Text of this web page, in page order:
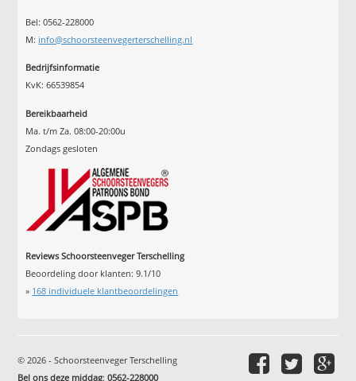
Bel: 0562-228000
M: info@schoorsteenvegerterschelling.nl
Bedrijfsinformatie
KvK: 66539854
Bereikbaarheid
Ma. t/m Za. 08:00-20:00u
Zondags gesloten
Reviews Schoorsteenveger Terschelling
Beoordeling door klanten:9.1/10
» 168 individuele klantbeoordelingen
© 2026 - Schoorsteenveger Terschelling
Bel ons deze middag:0562-228000